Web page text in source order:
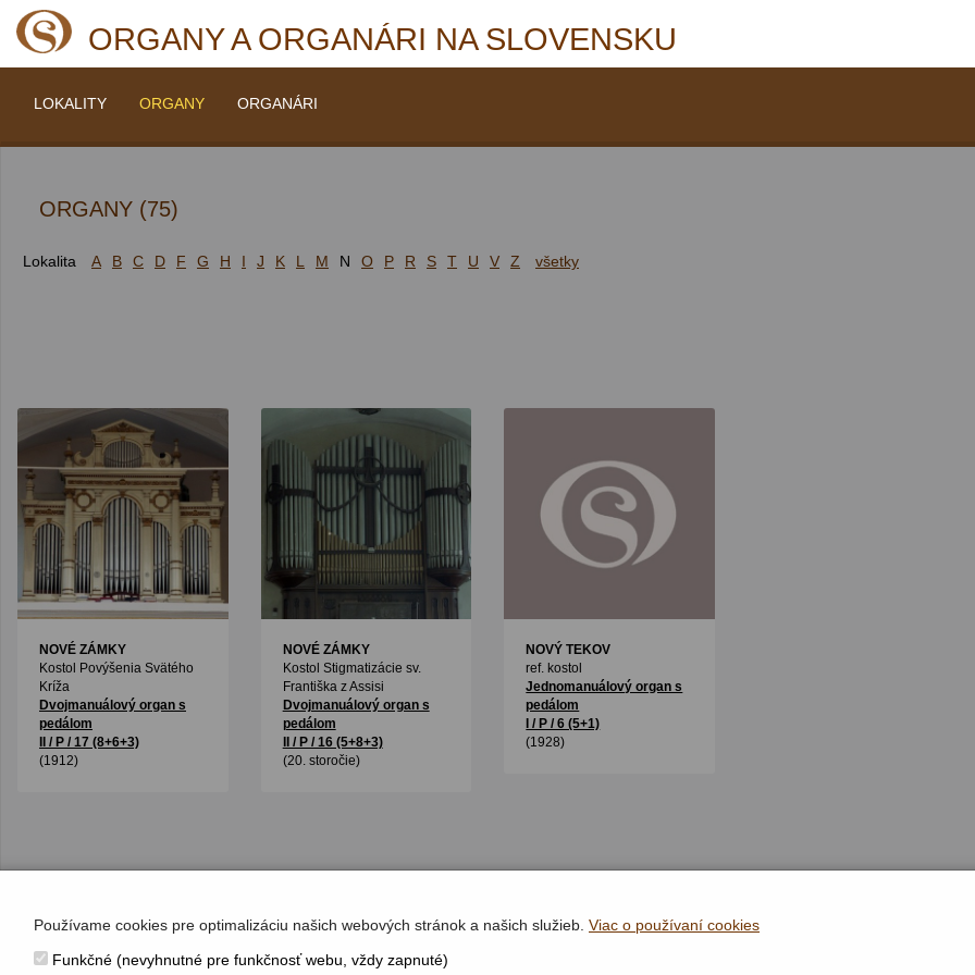
ORGANY A ORGANÁRI NA SLOVENSKU
LOKALITY ORGANY ORGANÁRI
ORGANY (75)
Lokalita A B C D F G H I J K L M N O P R S T U V Z všetky
NOVÉ ZÁMKY
Kostol Povýšenia Svätého
Kríža
Dvojmanuálový organ s
pedálom
II / P / 17 (8+6+3)
(1912)
NOVÉ ZÁMKY
Kostol Stigmatizácie sv.
Františka z Assisi
Dvojmanuálový organ s
pedálom
II / P / 16 (5+8+3)
(20. storočie)
NOVÝ TEKOV
ref. kostol
Jednomanuálový organ s
pedálom
I / P / 6 (5+1)
(1928)
Používame cookies pre optimalizáciu našich webových stránok a našich služieb. Viac o používaní cookies
Funkčné (nevyhnutné pre funkčnosť webu, vždy zapnuté)